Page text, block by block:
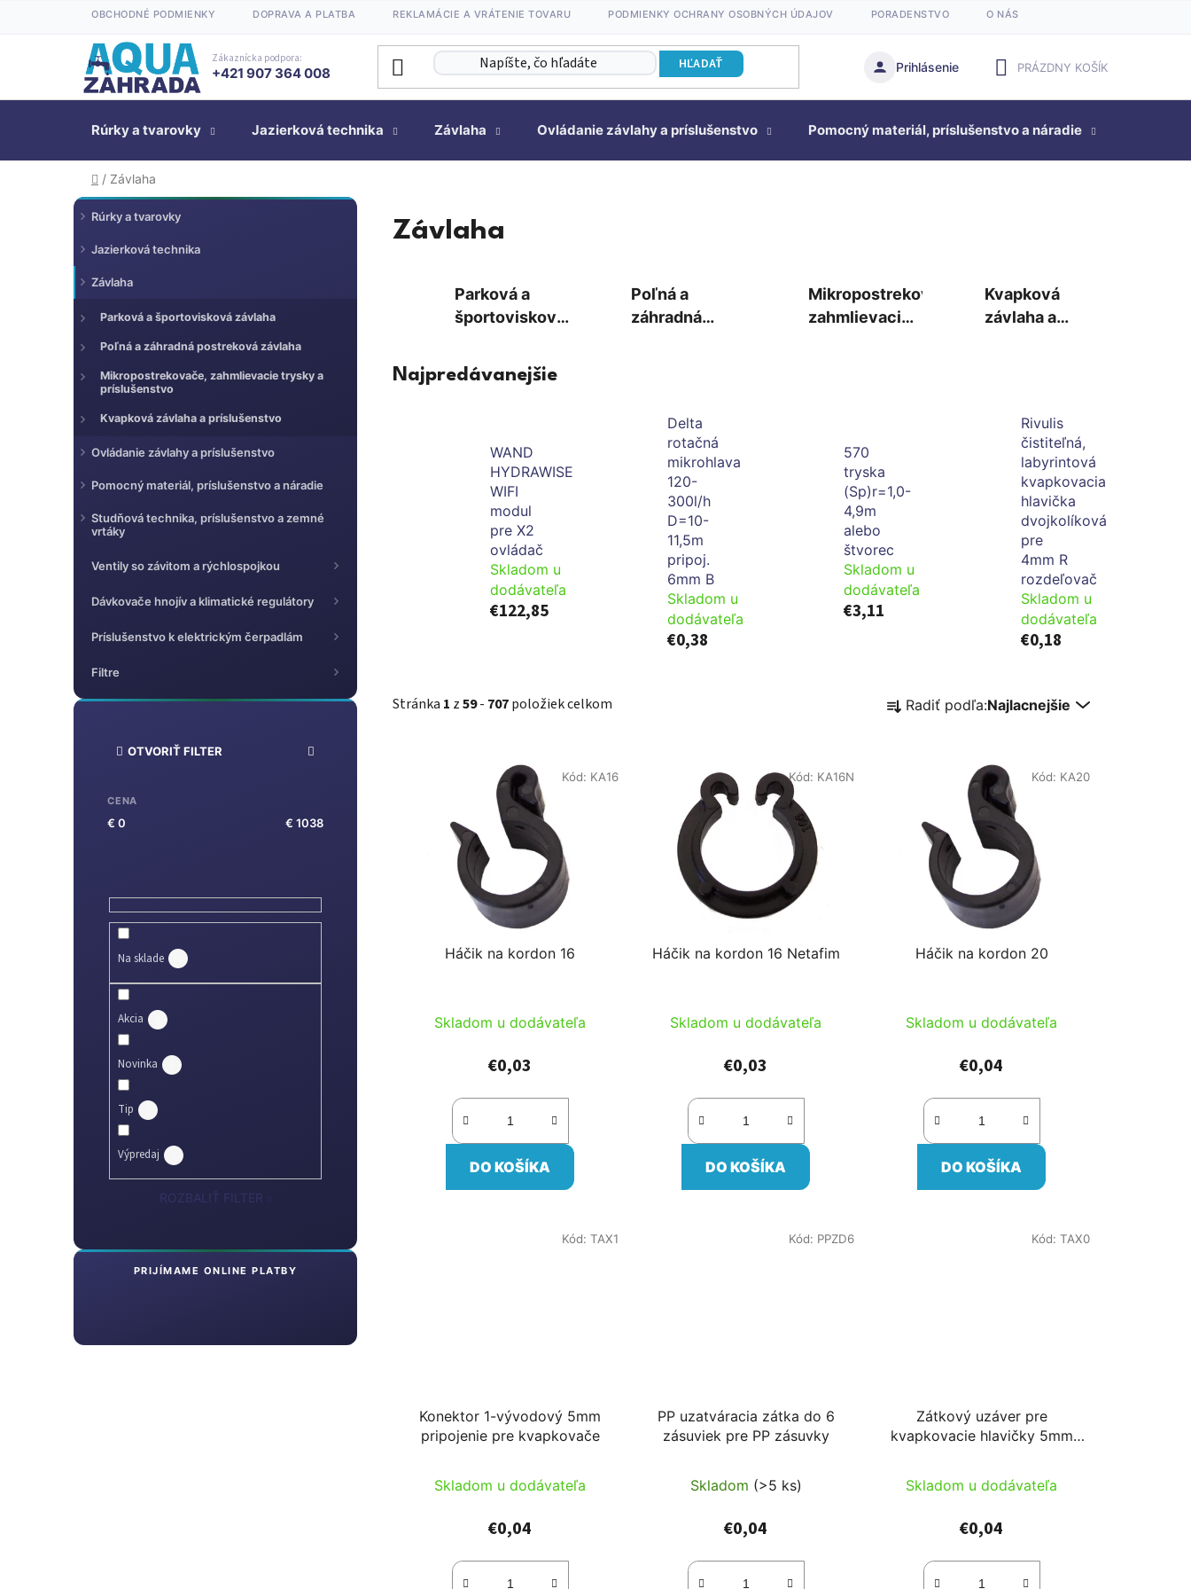
OBCHODNÉ PODMIENKY DOPRAVA A PLATBA REKLAMÁCIE A VRÁTENIE TOVARU PODMIENKY OCHRANY OSOBNÝCH ÚDAJOV PORADENSTVO O NÁS
Zákaznícka podpora:
+421 907 364 008
HĽADAŤ Prihlásenie
KOŠÍK
PRÁZDNY KOŠÍK
Rúrky a tvarovky Jazierková technika Závlaha Ovládanie závlahy a príslušenstvo Pomocný materiál, príslušenstvo a náradie
Domov
/ Závlaha
B
č
n
ý
p
a
n
Preskočiť
kategórie
K
a
e
g
ó
e
Rúrky a tvarovky
Jazierková technika
Závlaha
Parková a športovisková závlaha
Poľná a záhradná postreková závlaha
Mikropostrekovače, zahmlievacie trysky a
príslušenstvo
Kvapková závlaha a príslušenstvo
Ovládanie závlahy a príslušenstvo
Pomocný materiál, príslušenstvo a náradie
Studňová technika, príslušenstvo a zemné
vrtáky
Ventily so závitom a rýchlospojkou
Dávkovače hnojív a klimatické regulátory
Príslušenstvo k elektrickým čerpadlám
Filtre
OTVORIŤ FILTER
CENA
€ 0 € 1038
Na sklade
Akcia
Novinka
Tip
Výpredaj
ROZBALIŤ FILTER
PRIJÍMAME ONLINE PLATBY
Závlaha
Parková a
športovisková
Poľná a
záhradná
Mikropostrekovače,
zahmlievacie
Kvapková
závlaha a
Najpredávanejšie
WAND
HYDRAWISE
WIFI
modul
pre X2
ovládač
Skladom u
dodávateľa
€122,85
Delta
rotačná
mikrohlava
120-
300l/h
D=10-
11,5m
pripoj.
6mm B
Skladom u
dodávateľa
€0,38
570
tryska
(Sp)r=1,0-
4,9m
alebo
štvorec
Skladom u
dodávateľa
€3,11
Rivulis
čistiteľná,
labyrintová
kvapkovacia
hlavička
dvojkolíková
pre
4mm R
rozdeľovač
Skladom u
dodávateľa
€0,18
Stránka 1 z59- 707položiek celkom
a Radiť podľa:Najlacnejšie
Háčik na kordon 16
Skladom u dodávateľa
€0,03
DO KOŠÍKA
Kód: KA16
Háčik na kordon 16 Netafim
Skladom u dodávateľa
€0,03
DO KOŠÍKA
Kód: KA16N
Háčik na kordon 20
Skladom u dodávateľa
€0,04
DO KOŠÍKA
Kód: KA20
Konektor 1-vývodový 5mm
pripojenie pre kvapkovače
Skladom u dodávateľa
€0,04
Kód: TAX1
PP uzatváracia zátka do 6
zásuviek pre PP zásuvky
Skladom (>5 ks)
€0,04
Kód: PPZD6
Zátkový uzáver pre
kvapkovacie hlavičky 5mm
Skladom u dodávateľa
€0,04
Kód: TAX0